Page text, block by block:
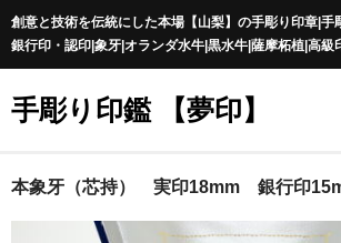
創意と技術を伝統にした本場【山梨】の手彫り印章|手
銀行印・認印|象牙|オランダ水牛|黒水牛|薩摩柘植|高級
手彫り印鑑 【夢印】
夢印TOP
本象牙（芯持） 実印18mm 銀行印